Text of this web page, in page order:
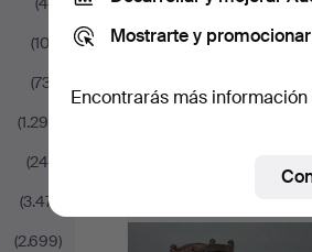
(102)
(737)
(1.298)
(245)
(3.471)
(2.699)
ROBLE C…
Mostrarte y
Encontrarás más información